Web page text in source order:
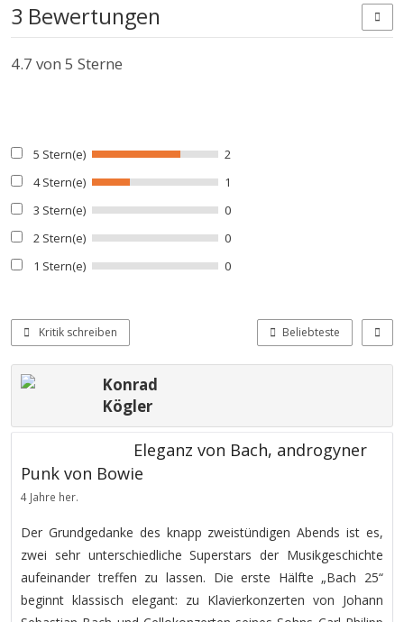
3 Bewertungen
4.7 von 5 Sterne
5 Stern(e)
2
4 Stern(e)
1
3 Stern(e)
0
2 Stern(e)
0
1 Stern(e)
0
Kritik schreiben Beliebteste
Konrad
Kögler
Eleganz von Bach, androgyner
Punk von Bowie
4 Jahre her.
Der Grundgedanke des knapp zweistündigen Abends ist es,
zwei sehr unterschiedliche Superstars der Musikgeschichte
aufeinander treffen zu lassen. Die erste Hälfte „Bach 25“
beginnt klassisch elegant: zu Klavierkonzerten von Johann